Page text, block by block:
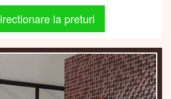
la preturi